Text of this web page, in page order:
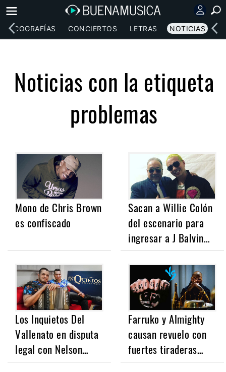
DISCOGRAFÍAS CONCIERTOS LETRAS NOTICIAS
Noticias con la etiqueta
problemas
Mono de Chris Brown
es confiscado
Sacan a Willie Colón
del escenario para
ingresar a J Balvin…
Los Inquietos Del
Vallenato en disputa
legal con Nelson…
Farruko y Almighty
causan revuelo con
fuertes tiraderas…